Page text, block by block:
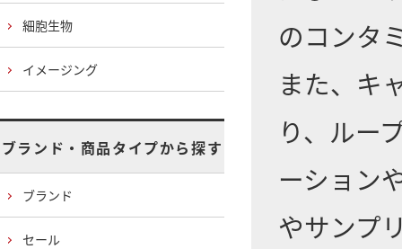
のコンタ
また、キ
り、ルー
ーション
やサンプ
細胞生物
イメージング
ブランド・商品タイプから探す
ブランド
セール